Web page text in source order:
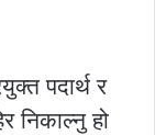
पदार्थ र
निकाल्नु हो